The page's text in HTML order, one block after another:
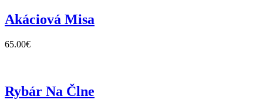
Akáciová Misa
65.00€
Rybár Na Člne